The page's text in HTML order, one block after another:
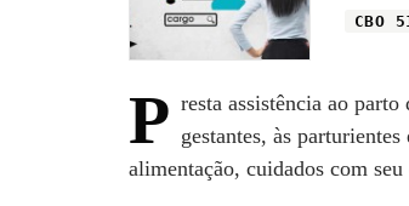
CBO
P resta assistência ao
gestantes, às
alimentação, cuidados com